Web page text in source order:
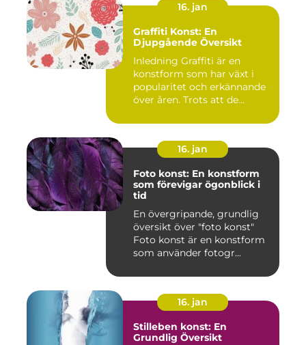
16. jan
Graffiti Konst: En
Djupgående Översikt
Inledning Graffiti är en
konstform som har växt i
popularitet och erkännande
över åren. Trots att de...
16. jan
Foto konst: En konstform
som förevigar ögonblick i
tid
En övergripande, grundlig
översikt över "foto konst"
Foto konst är en konstform
som använder fotogr...
16. jan
Stilleben konst: En
Grundlig Översikt